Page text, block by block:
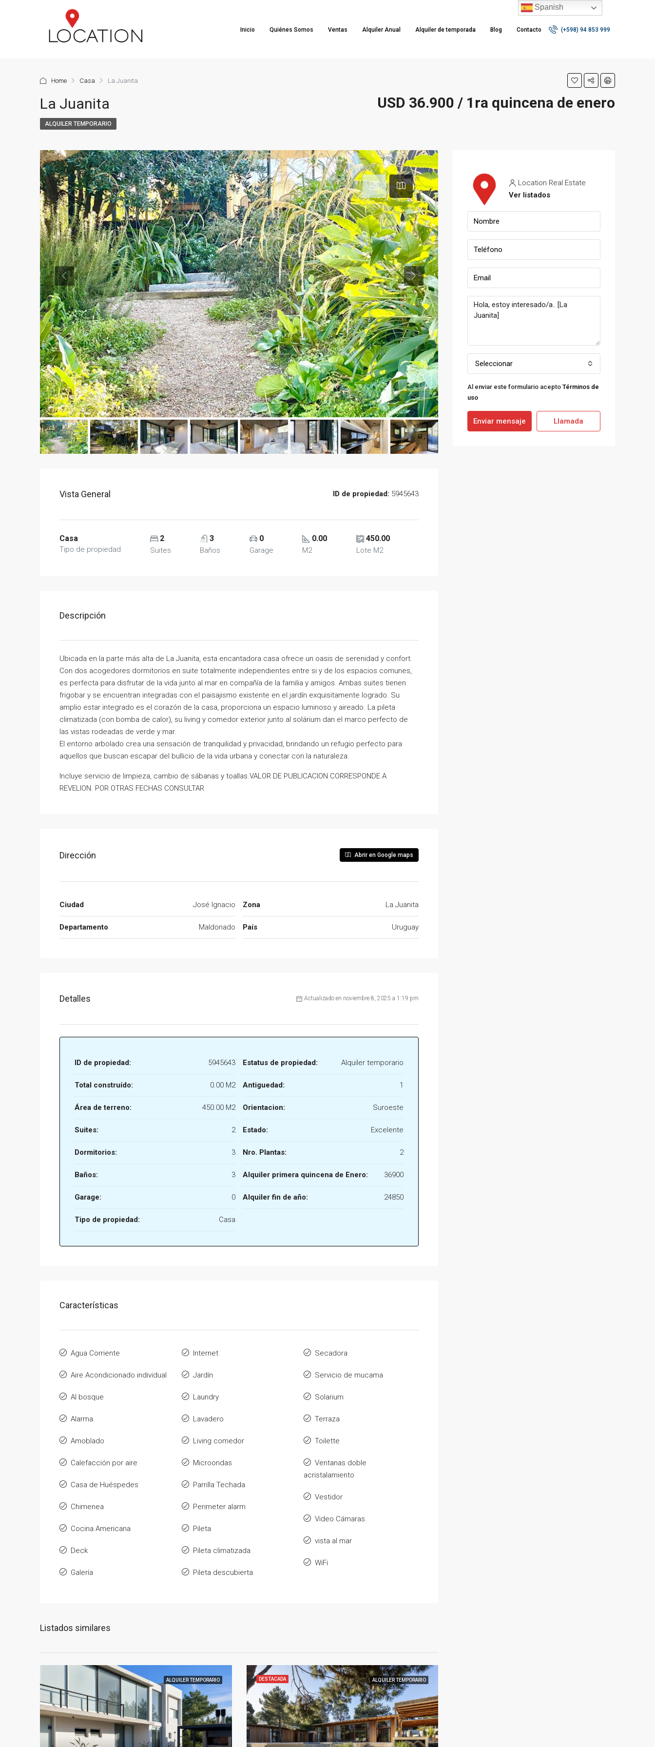
Inicio Quiénes Somos Ventas Alquiler Anual Alquiler de temporada Blog Contacto (+598) 94 853 999
Home Casa La Juanita
La Juanita USD 36.900 / 1ra quincena de enero
ALQUILER TEMPORARIO
Vista General ID de propiedad: 5945643
Casa
Tipo de propiedad
2
Suites
3
Baños
0
Garage
0.00
M2
450.00
Lote M2
Descripción
Ubicada en la parte más alta de La Juanita, esta encantadora casa ofrece un oasis de serenidad y confort.
Con dos acogedores dormitorios en suite totalmente independientes entre si y de los espacios comunes,
es perfecta para disfrutar de la vida junto al mar en compañía de la familia y amigos. Ambas suites tienen
frigobar y se encuentran integradas con el paisajismo existente en el jardín exquisitamente logrado. Su
amplio estar integrado es el corazón de la casa, proporciona un espacio luminoso y aireado. La pileta
climatizada (con bomba de calor), su living y comedor exterior junto al solárium dan el marco perfecto de
las vistas rodeadas de verde y mar.
El entorno arbolado crea una sensación de tranquilidad y privacidad, brindando un refugio perfecto para
aquellos que buscan escapar del bullicio de la vida urbana y conectar con la naturaleza.
Incluye servicio de limpieza, cambio de sábanas y toallas.VALOR DE PUBLICACION CORRESPONDE A
REVELION. POR OTRAS FECHAS CONSULTAR
Dirección Abrir en Google maps
Ciudad José Ignacio
Departamento Maldonado
Zona La Juanita
País Uruguay
Detalles Actualizado en noviembre 8, 2025 a 1:19 pm
ID de propiedad: 5945643
Total construído: 0.00 M2
Área de terreno: 450.00 M2
Suites: 2
Dormitorios: 3
Baños: 3
Garage: 0
Tipo de propiedad: Casa
Estatus de propiedad: Alquiler temporario
Antiguedad: 1
Orientacion: Suroeste
Estado: Excelente
Nro. Plantas: 2
Alquiler primera quincena de Enero: 36900
Alquiler fin de año: 24850
Características
Agua Corriente
Aire Acondicionado individual
Al bosque
Alarma
Amoblado
Calefacción por aire
Casa de Huéspedes
Chimenea
Cocina Americana
Deck
Galería
Internet
Jardín
Laundry
Lavadero
Living comedor
Microondas
Parrilla Techada
Perimeter alarm
Pileta
Pileta climatizada
Pileta descubierta
Secadora
Servicio de mucama
Solarium
Terraza
Toilette
Ventanas doble
acristalamiento
Vestidor
Video Cámaras
vista al mar
WiFi
Listados similares
ALQUILER TEMPORARIO DESTACADA ALQUILER TEMPORARIO
Location Real Estate
Ver listados
Seleccionar
Al enviar este formulario acepto Términos de
uso
Enviar mensaje Llamada
Spanish